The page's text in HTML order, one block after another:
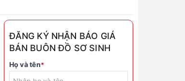
ĐĂNG KÝ NHẬN BÁO GIÁ
BÁN BUÔN ĐỒ SƠ SINH
Họ và tên*